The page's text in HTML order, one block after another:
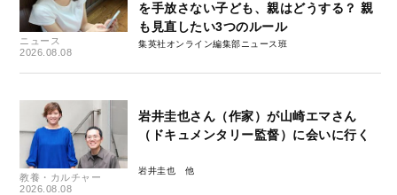
ニュース
2026.08.08
を手放さない子ども、親はどうする？ 親
も見直したい3つのルール
集英社オンライン編集部ニュース班
教養・カルチャー
2026.08.08
岩井圭也さん（作家）が山崎エマさん
（ドキュメンタリー監督）に会いに行く
岩井圭也